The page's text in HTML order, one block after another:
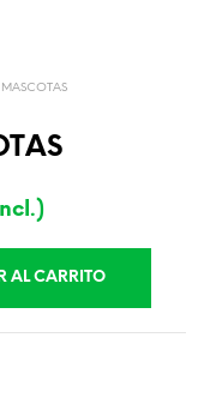
AL CARRITO